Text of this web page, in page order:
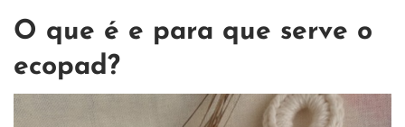
O que é e para que serve o
ecopad?